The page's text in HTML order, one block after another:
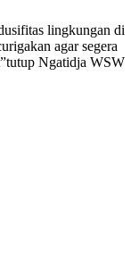
lingkungan di
agar segera
Ngatidja WSW